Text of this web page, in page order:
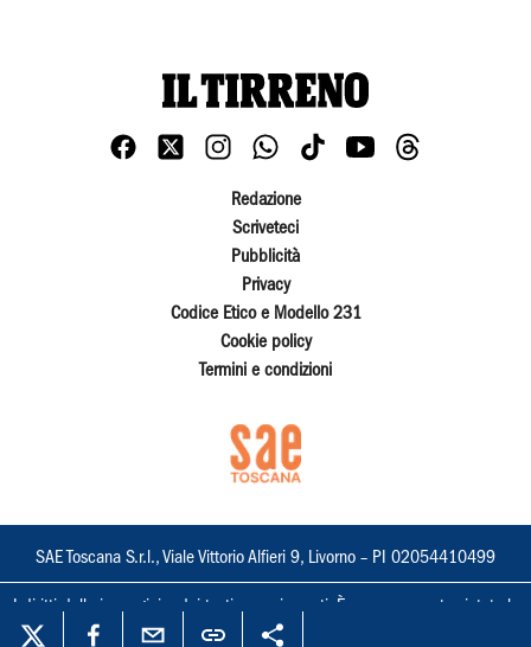
Redazione
Scriveteci
Pubblicità
Privacy
Codice Etico e Modello 231
Cookie policy
Termini e condizioni
SAE Toscana S.r.l., Viale Vittorio Alfieri 9, Livorno – PI 02054410499
I diritti delle immagini e dei testi sono riservati. È espressamente vietata la
loro riproduzione con qualsiasi mezzo e l'adattamento totale o parziale.